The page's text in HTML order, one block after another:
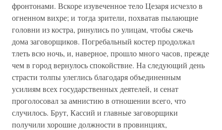
фронтонами. Вскоре изувеченное тело Цезаря исчезло в
огненном вихре; и тогда зрители, похватав пылающие
головни из костра, ринулись по улицам, чтобы сжечь
дома заговорщиков. Погребальный костер продолжал
тлеть всю ночь, и, наверное, прошло много часов, прежде
чем в город вернулось спокойствие. На следующий день
страсти толпы улеглись благодаря объединенным
усилиям всех государственных деятелей, и сенат
проголосовал за амнистию в отношении всего, что
случилось. Брут, Кассий и главные заговорщики
получили хорошие должности в провинциях,